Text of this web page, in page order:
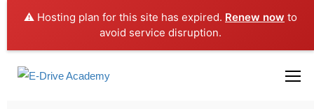
⚠️ Hosting plan for this site has expired. Renew now to
avoid service disruption.